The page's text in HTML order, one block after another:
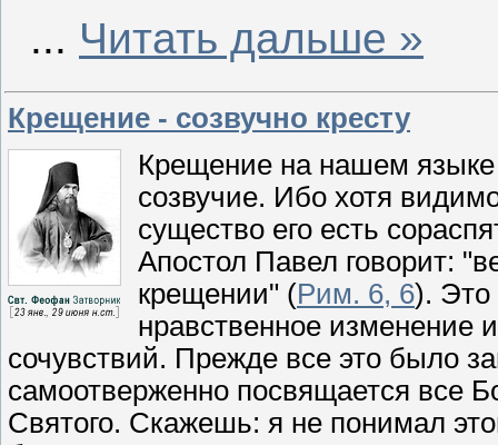
... Читать дальше »
Крещение - созвучно кресту
Крещение на нашем языке
созвучие. Ибо хотя
существо его есть
Апостол Павел говорит:
крещении" (Рим. 6, 6). Это
нравственное изменение
сочувствий. Прежде все это было
самоотверженно посвящается все
Святого. Скажешь: я не понимал